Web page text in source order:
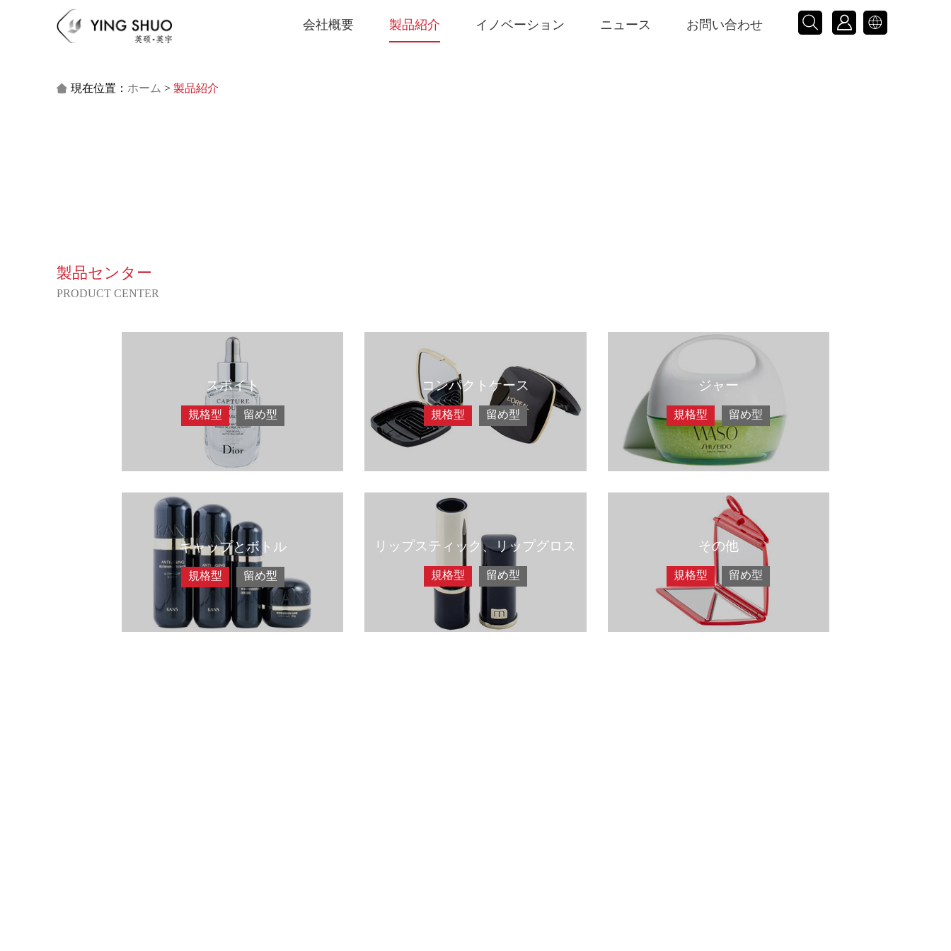
 

会社概要 製品紹介 イノベーション ニュース お問い合わせ
 現在位置： ホーム > 製品紹介
製品センター
PRODUCT CENTER
スポイト
規格型 留め型
コンパクトケース
規格型 留め型
ジャー
規格型 留め型
キャップとボトル
規格型 留め型
リップスティック、リップグロス
規格型 留め型
その他
規格型 留め型